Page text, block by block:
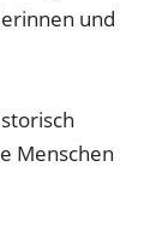
und
Menschen